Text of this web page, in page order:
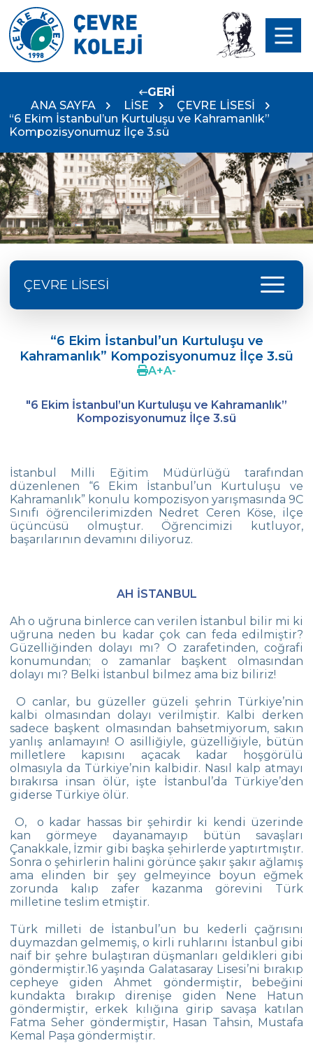
GERİ
ANA SAYFA
LİSE
ÇEVRE LİSESİ
“6 Ekim İstanbul’un Kurtuluşu ve Kahramanlık”
Kompozisyonumuz İlçe 3.sü
ÇEVRE LİSESİ menu
Ergenlerde Cinsel Gelişim Sürecinin
Desteklenmesi / Efsun Sertoğlu
18. Yeşil Küre Çevre Ödülü Güven
Çevre
Lisesi Öğrenciileri ‘’Atatürk Arboretumu’’
Gezisinde!
Çevre Lisesi Tarihin Sıfır Noktasında
Yıldız Kız Takımımız Türkiye Şampiyonu
Heybeliada’da “Orienteering”!
Çevre Lisesi “Aşiyan Müzesi”nde
Mezunlarla Kariyer Günleri
The Math League Başarısı
RYSMUN
Danimarka Okul Ortaklığı Projesi
Çevre Lisesi Matematik Yarışmasında
Balkan Gençler Yüzme Şampiyonası
Yıldız Kız Takımımız Grup 1.si
Çevre Lisesinden Kadıköy İlçe İkinciliği
Çevre Lisesinde Yüzme Başarısı
“Çevre”nin Sihirbazları
İstanbul Bilim Olimpiyatlarında Fizik
Kategorisinde Başarımız
“6 Ekim İstanbul’un Kurtuluşu ve
Kahramanlık” Kompozisyonumuz İlçe 3.sü
A+A-
"6 Ekim İstanbul’un Kurtuluşu ve Kahramanlık”
Kompozisyonumuz İlçe 3.sü
İstanbul Milli Eğitim Müdürlüğü tarafından
düzenlenen “6 Ekim İstanbul’un Kurtuluşu ve
Kahramanlık” konulu kompozisyon yarışmasında 9C
Sınıfı öğrencilerimizden Nedret Ceren Köse, ilçe
üçüncüsü olmuştur. Öğrencimizi kutluyor,
başarılarının devamını diliyoruz.
AH İSTANBUL
Ah o uğruna binlerce can verilen İstanbul bilir mi ki
uğruna neden bu kadar çok can feda edilmiştir?
Güzelliğinden dolayı mı? O zarafetinden, coğrafi
konumundan; o zamanlar başkent olmasından
dolayı mı? Belki İstanbul bilmez ama biz biliriz!
O canlar, bu güzeller güzeli şehrin Türkiye’nin
kalbi olmasından dolayı verilmiştir. Kalbi derken
sadece başkent olmasından bahsetmiyorum, sakın
yanlış anlamayın! O asilliğiyle, güzelliğiyle, bütün
milletlere kapısını açacak kadar hoşgörülü
olmasıyla da Türkiye’nin kalbidir. Nasıl kalp atmayı
bırakırsa insan ölür, işte İstanbul’da Türkiye’den
giderse Türkiye ölür.
O, o kadar hassas bir şehirdir ki kendi üzerinde
kan görmeye dayanamayıp bütün savaşları
Çanakkale, İzmir gibi başka şehirlerde yaptırtmıştır.
Sonra o şehirlerin halini görünce şakır şakır ağlamış
ama elinden bir şey gelmeyince boyun eğmek
zorunda kalıp zafer kazanma görevini Türk
milletine teslim etmiştir.
Türk milleti de İstanbul’un bu kederli çağrısını
duymazdan gelmemiş, o kirli ruhlarını İstanbul gibi
naif bir şehre bulaştıran düşmanları geldikleri gibi
göndermiştir.16 yaşında Galatasaray Lisesi’ni bırakıp
cepheye giden Ahmet göndermiştir, bebeğini
kundakta bırakıp direnişe giden Nene Hatun
göndermiştir, erkek kılığına girip savaşa katılan
Fatma Seher göndermiştir, Hasan Tahsin, Mustafa
Kemal Paşa göndermiştir.